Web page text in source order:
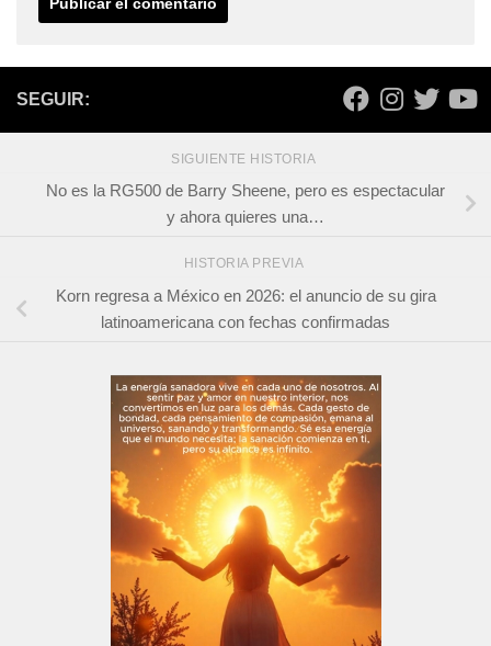
SEGUIR:
SIGUIENTE HISTORIA
No es la RG500 de Barry Sheene, pero es espectacular
y ahora quieres una…
HISTORIA PREVIA
Korn regresa a México en 2026: el anuncio de su gira
latinoamericana con fechas confirmadas